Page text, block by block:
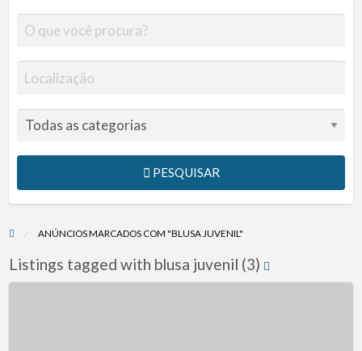
PESQUISAR
ANÚNCIOS MARCADOS COM "BLUSA JUVENIL"
Listings tagged with blusa juvenil (3)